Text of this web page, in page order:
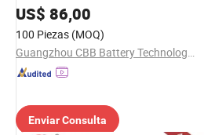
Turismo 8V190ah T890
US$ 86,00
100 Piezas (MOQ)
Guangzhou CBB Battery Technology Co., Ltd.
Enviar Consulta